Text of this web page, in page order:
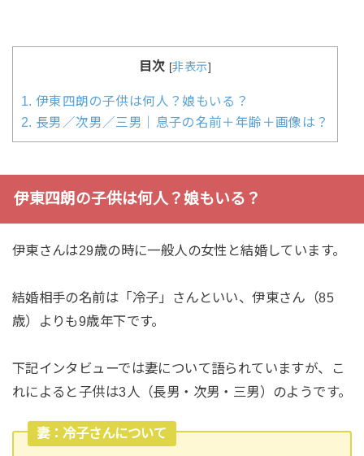
目次 [非表示]
1. 伊東四朗の子供は何人？娘もいる？
2. 長男／次男／三男｜息子の名前＋年齢＋画像は？
伊東四朗の子供は何人？娘もいる？
伊東さんは29歳の時に一般人の女性と結婚しています。
結婚相手の名前は「冷子」さんといい、伊東さん（85
歳）よりも9歳年下です。
下記インタビューでは妻について語られていますが、こ
れによると子供は3人（長男・次男・三男）のようです。
妻：冷子さんについて